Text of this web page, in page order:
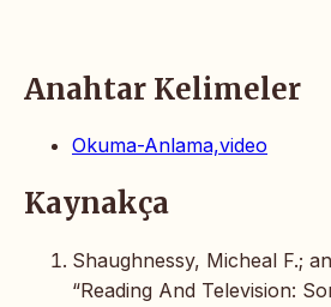
Anahtar Kelimeler
Okuma-Anlama,video
Kaynakça
Shaughnessy, Micheal F.;
“Reading And Television: